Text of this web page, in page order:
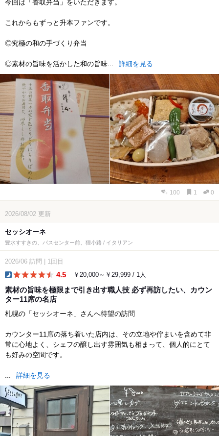
今回は「香取弁当」をいただきます。
これからもずっと升本ファンです。
◎究極の和の手づくり弁当
◎素材の旨味を活かした和の旨味... 詳細を見る
100 1 0
2026/08/02 更新
セッシオーネ
豊水すすきの、バスセンター前、狸小路 / イタリアン
2026/06 訪問 | 1回目
4.5 ￥20,000～￥29,999 / 1人
素材の旨味を極限まで引き出す職人技 必ず再訪したい、カウン
ター11席の名店
​札幌の「セッシオーネ」さんへ待望の訪問
カウンター11席の落ち着いた店内は、その立地や佇まいを含めて非
常に心地よく、シェフの醸し出す雰囲気も相まって、個人的にとて
も好みの空間です。
詳細を見る